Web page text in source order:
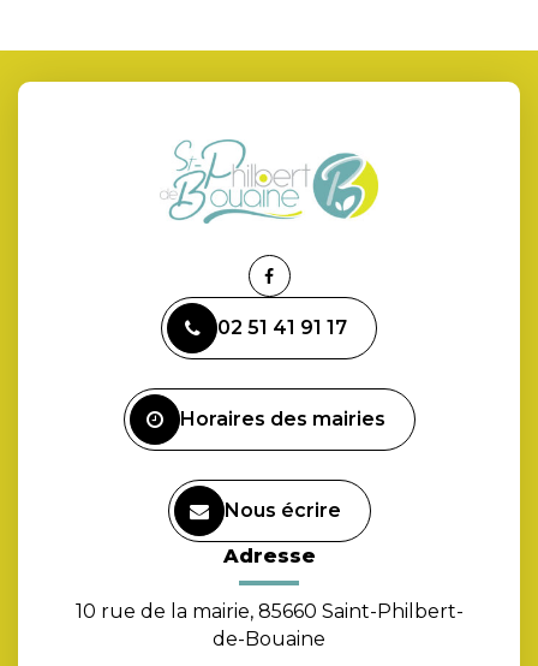
Lien
le
compte
02 51 41 91 17
Horaires des mairies
Nous écrire
Adresse
10 rue de la mairie, 85660 Saint-Philbert-
de-Bouaine